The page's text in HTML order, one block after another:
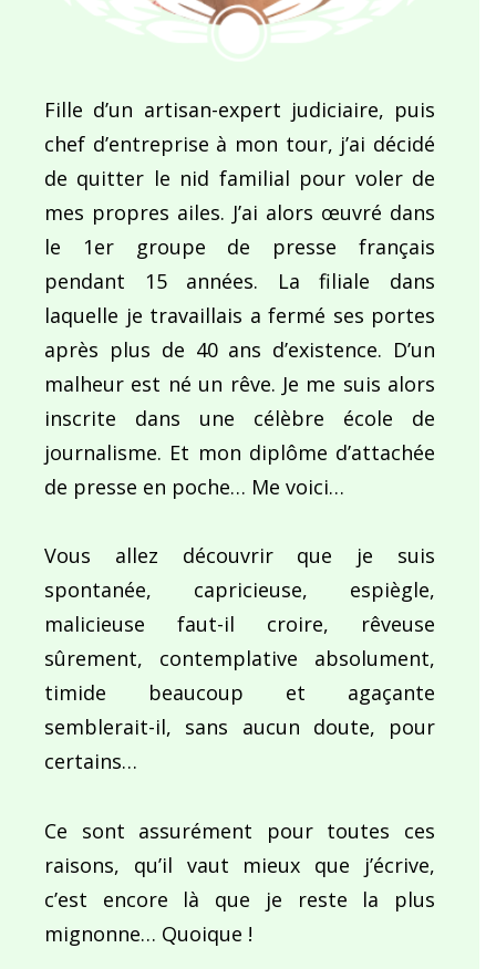
Fille d’un artisan-expert judiciaire, puis
chef d’entreprise à mon tour, j’ai décidé
de quitter le nid familial pour voler de
mes propres ailes. J’ai alors œuvré dans
le 1er groupe de presse français
pendant 15 années. La filiale dans
laquelle je travaillais a fermé ses portes
après plus de 40 ans d’existence. D’un
malheur est né un rêve. Je me suis alors
inscrite dans une célèbre école de
journalisme. Et mon diplôme d’attachée
de presse en poche… Me voici…
Vous allez découvrir que je suis
spontanée, capricieuse, espiègle,
malicieuse faut-il croire, rêveuse
sûrement, contemplative absolument,
timide beaucoup et agaçante
semblerait-il, sans aucun doute, pour
certains…
Ce sont assurément pour toutes ces
raisons, qu’il vaut mieux que j’écrive,
c’est encore là que je reste la plus
mignonne… Quoique !